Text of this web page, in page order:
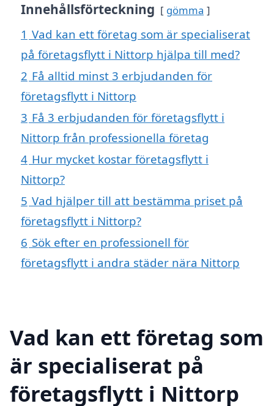
Innehållsförteckning gömma
1 Vad kan ett företag som är specialiserat
på företagsflytt i Nittorp hjälpa till med?
2 Få alltid minst 3 erbjudanden för
företagsflytt i Nittorp
3 Få 3 erbjudanden för företagsflytt i
Nittorp från professionella företag
4 Hur mycket kostar företagsflytt i
Nittorp?
5 Vad hjälper till att bestämma priset på
företagsflytt i Nittorp?
6 Sök efter en professionell för
företagsflytt i andra städer nära Nittorp
Vad kan ett företag som
är specialiserat på
företagsflytt i Nittorp